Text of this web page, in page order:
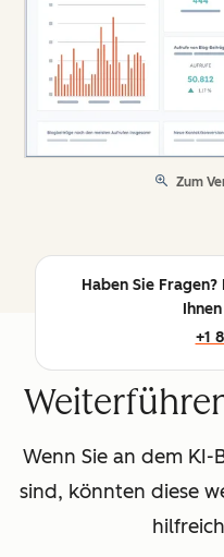
Zum
Haben Sie
+1
Wenn Sie an dem
sind, könnten diese